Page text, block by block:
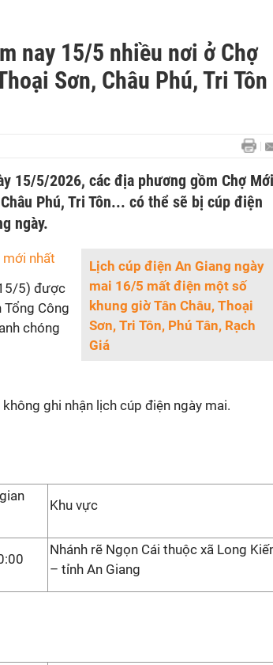
nay 15/5 nhiều nơi ở Chợ
Sơn, Châu Phú, Tri Tôn
15/5/2026, các địa phương gồm Chợ
Phú, Tri Tôn... có thể sẽ bị cúp điện
ngày.
Lịch cúp điện An Giang ngày
mai 16/5 mất điện một số
khung giờ Tân Châu, Thoại
Sơn, Tri Tôn, Phú Tân, Rạch
Giá
mới nhất
5) được
Công
chóng
ghi nhận lịch cúp điện ngày mai.
Khu vực
Nhánh rẽ Ngọn Cái thuộc xã Long
– tỉnh An Giang